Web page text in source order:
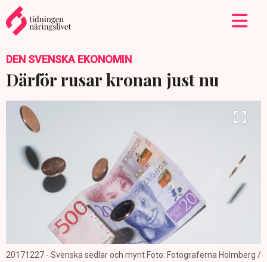
DEN SVENSKA EKONOMIN
Därför rusar kronan just nu
20171227 - Svenska sedlar och mynt Foto: Fotograferna Holmberg /